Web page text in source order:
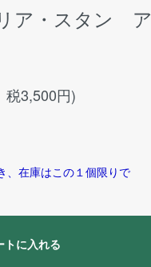
ア・スタン ア
税3,500円)
、在庫はこの１個限りで
トに入れる